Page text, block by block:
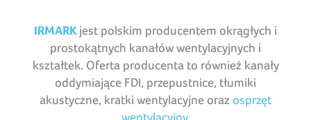
IRMARK jest polskim producentem okrągłych i
prostokątnych kanałów wentylacyjnych i
kształtek. Oferta producenta to również kanały
oddymiające FDI, przepustnice, tłumiki
akustyczne, kratki wentylacyjne oraz osprzęt
wentylacyjny.